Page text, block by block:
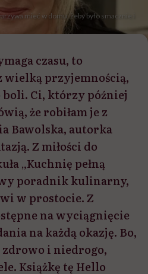
mieć w domu, żeby było smacznie i
czasu, to
wielką przyjemnością,
boli. Ci, którzy później
że robiłam je z
Bawolska, autorka
Z miłości do
„Kuchnię pełną
poradnik kulinarny,
w prostocie. Z
na wyciągnięcie
na każdą okazję. Bo,
zdrowo i niedrogo,
Książkę tę Hello